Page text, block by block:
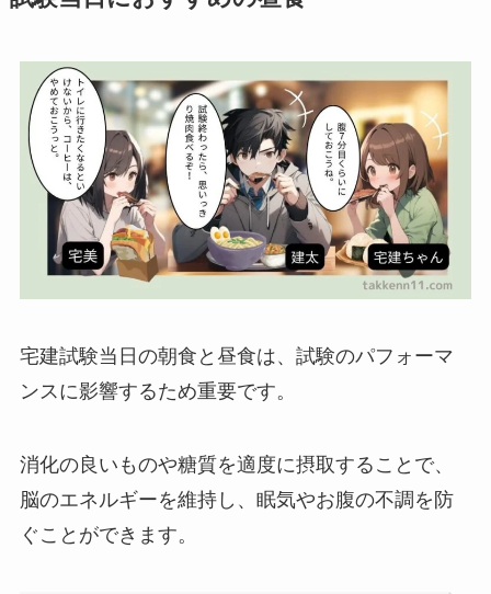
宅建試験当日の朝食と昼食は、試験のパフォーマ
ンスに影響するため重要です。
消化の良いものや糖質を適度に摂取することで、
脳のエネルギーを維持し、眠気やお腹の不調を防
ぐことができます。